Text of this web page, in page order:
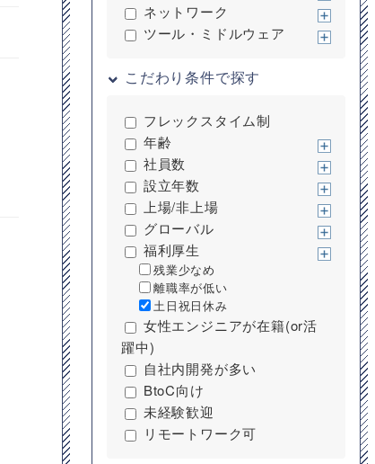
ネットワーク
ツール・ミドルウェア
こだわり条件で探す
フレックスタイム制
年齢
社員数
設立年数
上場/非上場
グローバル
福利厚生
残業少なめ
離職率が低い
土日祝日休み
女性エンジニアが在籍(or活
躍中)
自社内開発が多い
BtoC向け
未経験歓迎
リモートワーク可